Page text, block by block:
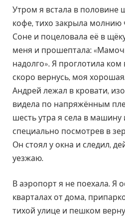
Утром я встала в половине
кофе, тихо закрыла молнию
Соне и поцеловала её в
меня и прошептала:
надолго». Я проглотила ком
скоро вернусь, моя
Андрей лежал в кровати,
видела по напряжённым
шесть утра я села в машину
специально посмотрев в
Он стоял у окна и следил,
уезжаю.
В аэропорт я не поехала. Я
кварталах от дома,
тихой улице и пешком